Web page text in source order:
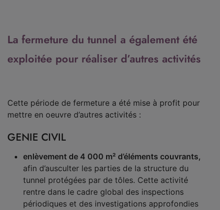
La fermeture du tunnel a également été
exploitée pour réaliser d’autres activités
Cette période de fermeture a été mise à profit pour
mettre en oeuvre d’autres activités :
GENIE CIVIL
enlèvement de 4 000 m² d’éléments couvrants,
afin d’ausculter les parties de la structure du
tunnel protégées par de tôles. Cette activité
rentre dans le cadre global des inspections
périodiques et des investigations approfondies